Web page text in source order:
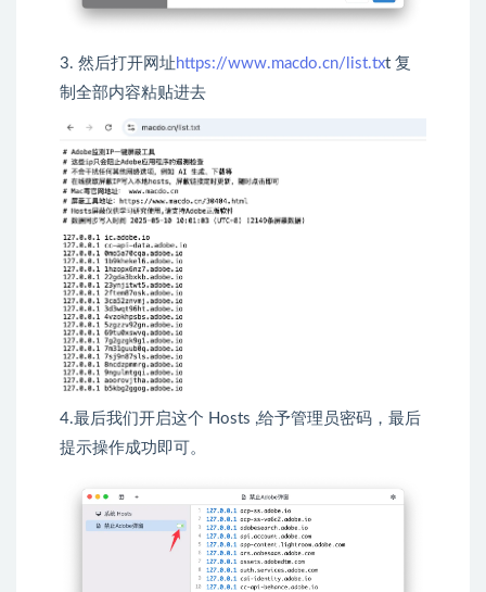
3. 然后打开网址 https://www.macdo.cn/list.txt 复
制全部内容粘贴进去
4.最后我们开启这个 Hosts ,给予管理员密码，最后
提示操作成功即可。